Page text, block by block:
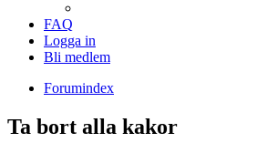
FAQ
Logga in
Bli medlem
Forumindex
Ta bort alla kakor